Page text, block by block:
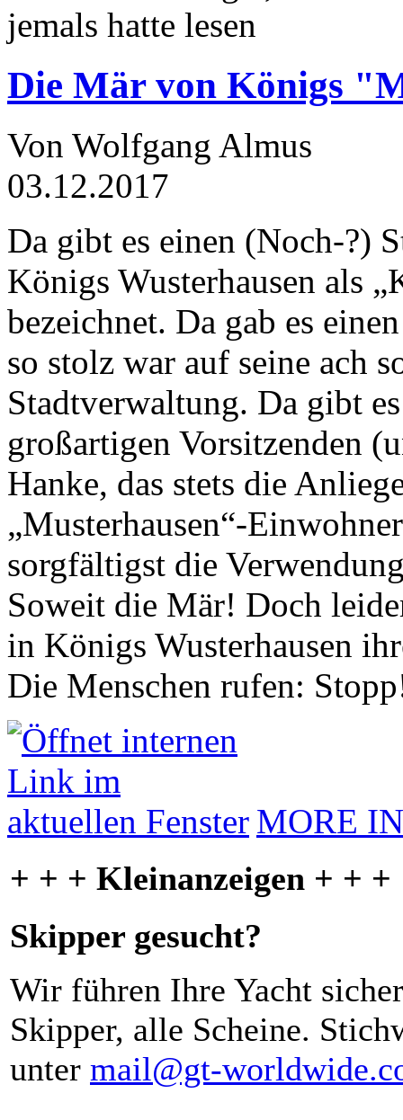
jemals hatte lesen
Die Mär von Königs
Von Wolfgang Almus
03.12.2017
Da gibt es einen (Noch-?)
Königs Wusterhausen als
bezeichnet. Da gab es
so stolz war auf seine ach
Stadtverwaltung. Da gibt
großartigen Vorsitzenden
Hanke, das stets die
„Musterhausen“-
sorgfältigst die
Soweit die Mär! Doch
in Königs Wusterhausen
Die Menschen rufen:
MORE
+ + + Kleinanzeigen + + +
Skipper gesucht?
Wir führen Ihre Yacht
Skipper, alle Scheine.
unter mail@gt-